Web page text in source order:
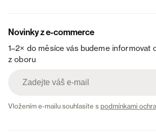
Novinky z e-commerce
1–2× do měsíce vás budeme informovat
z oboru
Vložením e-mailu souhlasíte spodmínkami